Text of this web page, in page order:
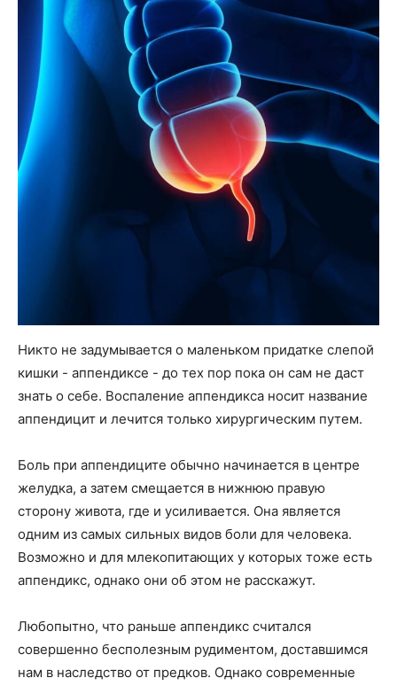
Никто не задумывается о маленьком придатке слепой
кишки - аппендиксе - до тех пор пока он сам не даст
знать о себе. Воспаление аппендикса носит название
аппендицит и лечится только хирургическим путем.
Боль при аппендиците обычно начинается в центре
желудка, а затем смещается в нижнюю правую
сторону живота, где и усиливается. Она является
одним из самых сильных видов боли для человека.
Возможно и для млекопитающих у которых тоже есть
аппендикс, однако они об этом не расскажут.
Любопытно, что раньше аппендикс считался
совершенно бесполезным рудиментом, доставшимся
нам в наследство от предков. Однако современные